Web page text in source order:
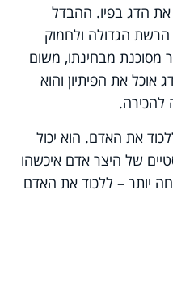
הדג בפיו. ההבדל
הרשת הגדולה ולחמוק
מסוכנת מבחינתו, משום
את הפיתיון והוא
להכירה.
את האדם. הוא יכול
של היצר אדם איכשהו
יותר – ללכוד את האדם